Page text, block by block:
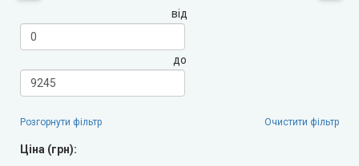
Korfad Express (Корфад Експрес)
Terminus (Термінус)
Papa Carlo (Папа Карло)
від
до
Розгорнути фільтр Очистити фільтр
Ціна (грн):